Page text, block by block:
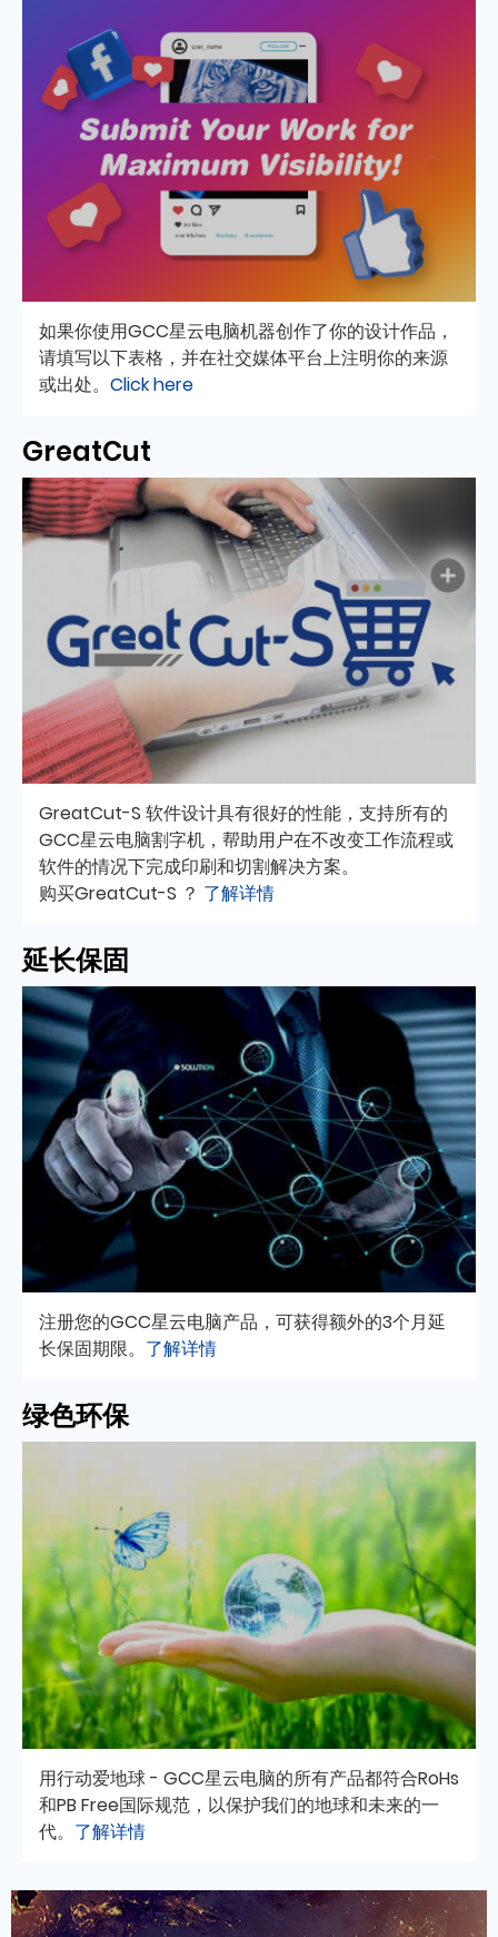
如果你使用GCC星云电脑机器创作了你的设计作品，
请填写以下表格，并在社交媒体平台上注明你的来源
或出处。 Click here
GreatCut
GreatCut-S 软件设计具有很好的性能，支持所有的
GCC星云电脑割字机，帮助用户在不改变工作流程或
软件的情况下完成印刷和切割解决方案。
购买GreatCut-S ？ 了解详情
延长保固
注册您的GCC星云电脑产品，可获得额外的3个月延
长保固期限。 了解详情
绿色环保
用行动爱地球 - GCC星云电脑的所有产品都符合RoHs
和PB Free国际规范，以保护我们的地球和未来的一
代。 了解详情